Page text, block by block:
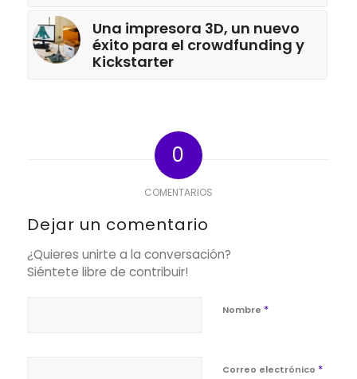
Una impresora 3D, un nuevo
éxito para el crowdfunding y
Kickstarter
0
COMENTARIOS
Dejar un comentario
¿Quieres unirte a la conversación?
Siéntete libre de contribuir!
Nombre *
Correo electrónico *